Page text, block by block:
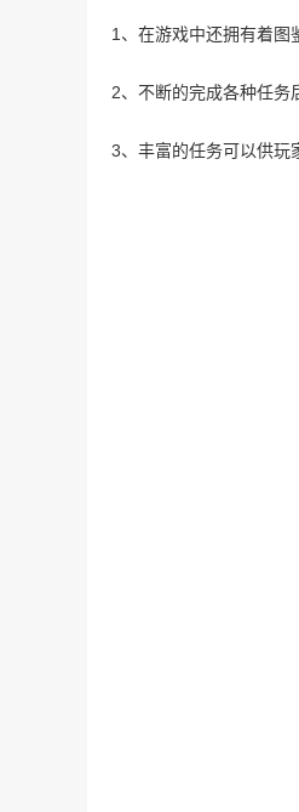
1、在游戏中还拥有着图
2、不断的完成各种任务
3、丰富的任务可以供玩